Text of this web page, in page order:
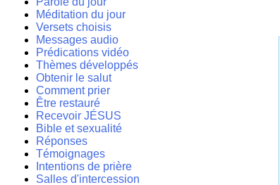
Méditation du jour
Versets choisis
Messages audio
Prédications vidéo
Thèmes développés
Obtenir le salut
Comment prier
Être restauré
Recevoir JÉSUS
Bible et sexualité
Réponses
Témoignages
Intentions de prière
Salles d'intercession